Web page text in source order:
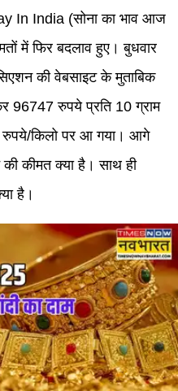
In India (सोना का भाव आज
में फिर बदलाव हुए। बुधवार
की वेबसाइट के मुताबिक
96747 रुपये प्रति 10 ग्राम
किलो पर आ गया। आगे
कीमत क्या है। साथ ही
है।